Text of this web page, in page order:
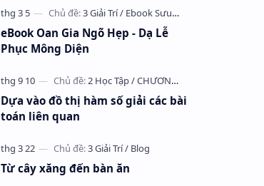
eBook Oan Gia Ngõ Hẹp - Dạ Lễ
Phục Mông Diện
Dựa vào đồ thị hàm số giải các bài
toán liên quan
Từ cây xăng đến bàn ăn